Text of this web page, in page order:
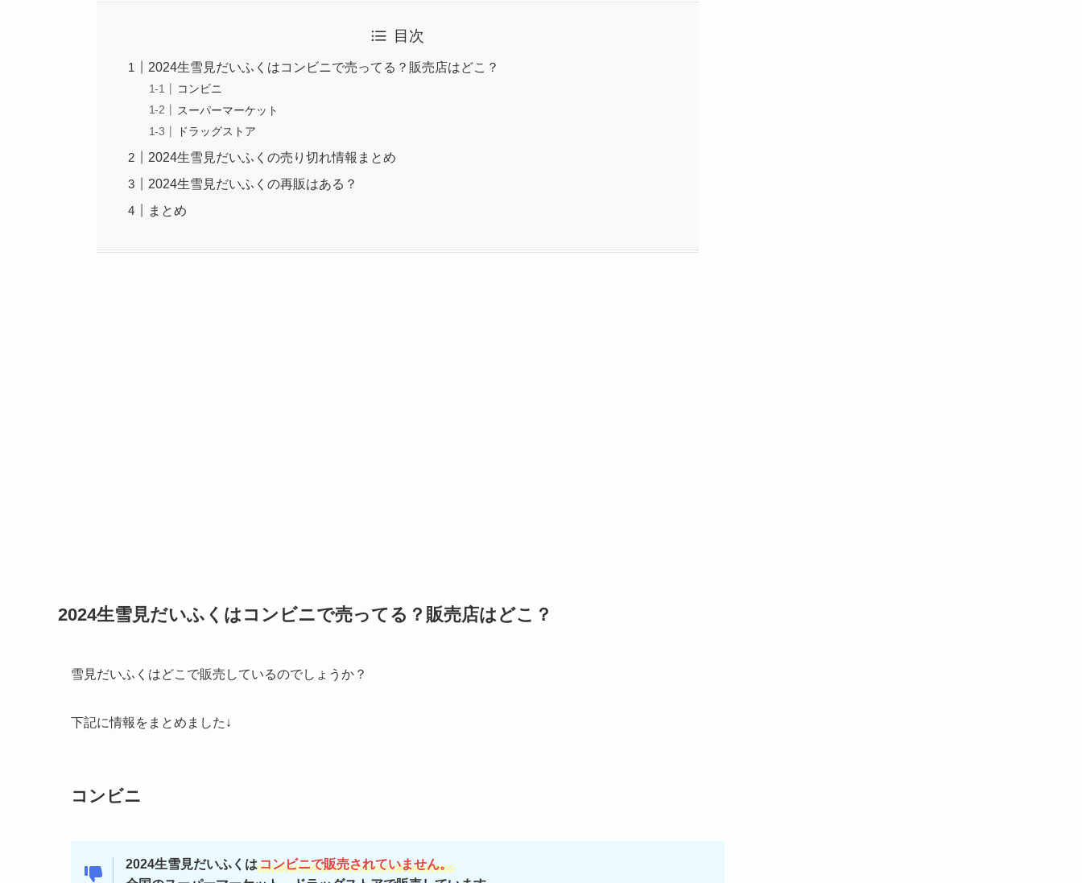
目次
2024生雪見だいふくはコンビニで売ってる？販売店はどこ？
コンビニ
スーパーマーケット
ドラッグストア
2024生雪見だいふくの売り切れ情報まとめ
2024生雪見だいふくの再販はある？
まとめ
2024生雪見だいふくはコンビニで売ってる？販売店はどこ？
雪見だいふくはどこで販売しているのでしょうか？
下記に情報をまとめました↓
コンビニ
2024生雪見だいふくはコンビニで販売されていません。